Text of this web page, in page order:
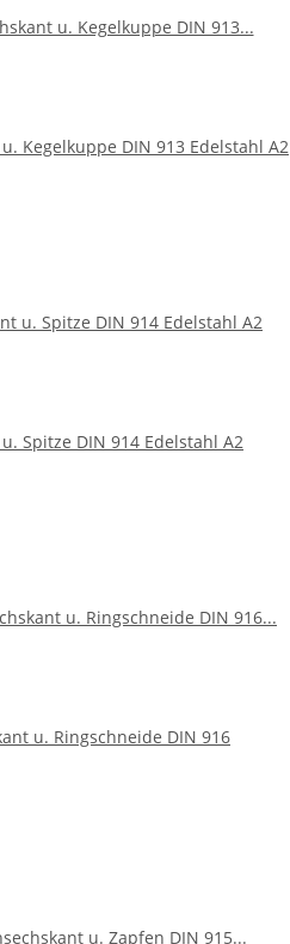
Kegelkuppe DIN 913 Edelstahl A2
Spitze DIN 914 Edelstahl A2
u. Ringschneide DIN 916